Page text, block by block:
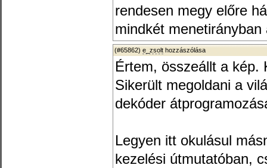
rendesen megy előre
mindkét
(#65862) e_zsolt hozzászólása
Értem, összeállt a kép.
Sikerült megoldani a
dekóder
Legyen itt okulásul
kezelési útmutatóban,